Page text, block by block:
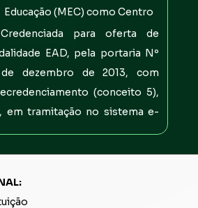
Educação (MEC) como Centro
para oferta de
EAD, pela portaria Nº
dezembro de 2013, com
(conceito 5),
em tramitação no sistema e-